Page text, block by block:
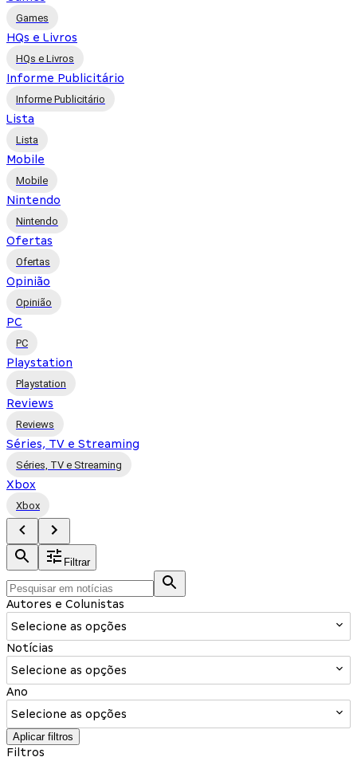
Games
HQs e Livros
HQs e Livros
Informe Publicitário
Informe Publicitário
Lista
Lista
Mobile
Mobile
Nintendo
Nintendo
Ofertas
Ofertas
Opinião
Opinião
PC
PC
Playstation
Playstation
Reviews
Reviews
Séries, TV e Streaming
Séries, TV e Streaming
Xbox
Xbox
Filtrar
Autores e Colunistas
Selecione as opções
Notícias
Selecione as opções
Ano
Selecione as opções
Aplicar filtros
Filtros